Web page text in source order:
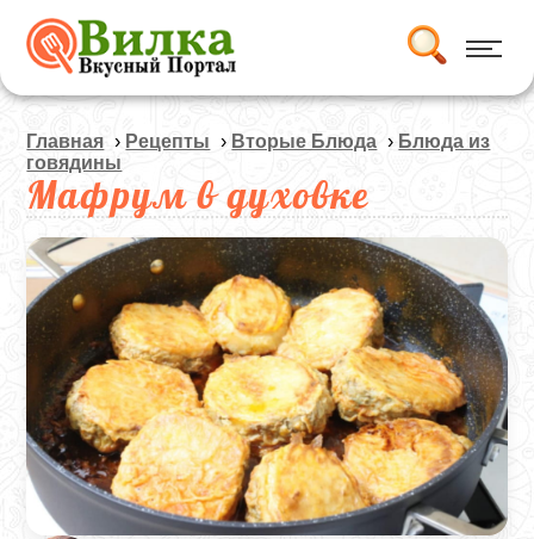
Главная › Рецепты › Вторые Блюда › Блюда из
говядины
Мафрум в духовке